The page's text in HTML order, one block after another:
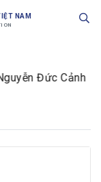
NAM
Đức Cảnh